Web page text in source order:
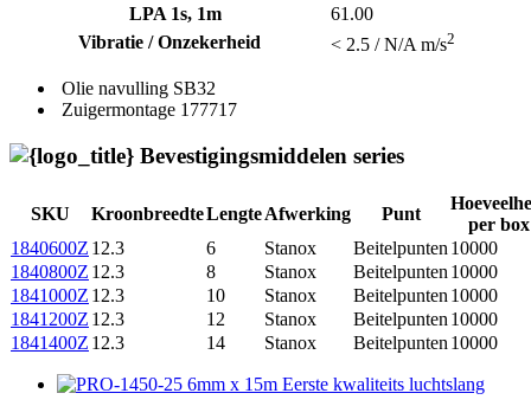
LPA 1s, 1m
61.00
Vibratie / Onzekerheid
< 2.5 / N/A m/s2
Olie navulling SB32
Zuigermontage 177717
Bevestigingsmiddelen series
SKU KroonbreedteLengteAfwerking Punt
per box
1840600Z 12.3 6 Stanox Beitelpunten 10000
1840800Z 12.3 8 Stanox Beitelpunten 10000
1841000Z 12.3 10 Stanox Beitelpunten 10000
1841200Z 12.3 12 Stanox Beitelpunten 10000
1841400Z 12.3 14 Stanox Beitelpunten 10000